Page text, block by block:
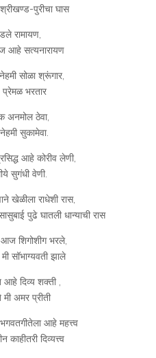
पुरीचा घास
रामायण,
आहे सत्यनारायण
सोळा श्रूंगार,
प्रेमळ भरतार
अनमोल ठेवा,
सुकामेवा.
आहे कोरीव लेणी,
सुगंधी वेणी.
खेळीला राधेशी रास,
पुढे घातली धान्याची रास
आज शिगोशीग भरले,
सॉभाग्यवती झाले
दिव्य शक्ती ,
मी अमर प्रीती
आहे महत्त्व
काहीतरी दिव्यत्त्व